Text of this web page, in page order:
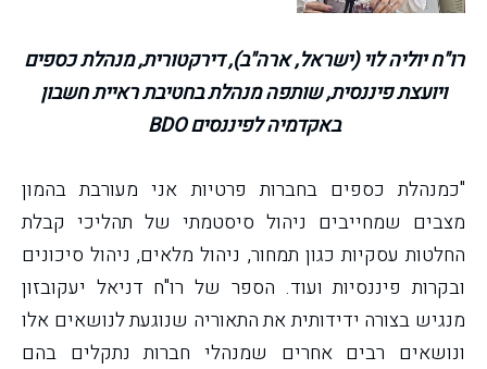
רו"ח יוליה לוי (ישראל, ארה"ב), דירקטורית, מנהלת כספים
ויועצת פיננסית, שותפה מנהלת בחטיבת ראיית חשבון
באקדמיה לפיננסים BDO
"כמנהלת כספים בחברות פרטיות אני מעורבת בהמון
מצבים שמחייבים ניהול סיסטמתי של תהליכי קבלת
החלטות עסקיות כגון תמחור, ניהול מלאים, ניהול סיכונים
ובקרות פיננסיות ועוד. הספר של רו"ח דניאל יעקובזון
מנגיש בצורה ידידותית את התאוריה שנוגעת לנושאים אלו
ונושאים רבים אחרים שמנהלי חברות נתקלים בהם